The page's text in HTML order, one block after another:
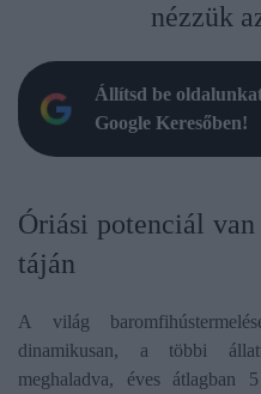
nézzük
Állítsd be
Google Keresőben!
Óriási potenciál
táján
A világ
dinamikusan, a többi
meghaladva, éves átlagban